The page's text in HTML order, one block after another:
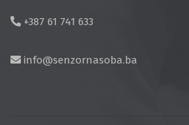
+387 61 741 633
info@senzornasoba.ba